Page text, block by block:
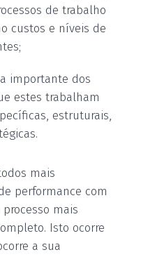
de trabalho
custos e níveis de
importante dos
estes trabalham
estruturais,
mais
performance com
mais
Isto ocorre
a sua